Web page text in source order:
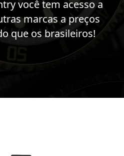
você tem acesso a
marcas a preços
que os brasileiros!